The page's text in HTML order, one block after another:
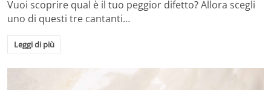
Vuoi scoprire qual è il tuo peggior difetto? Allora scegli
uno di questi tre cantanti…
Leggi di più